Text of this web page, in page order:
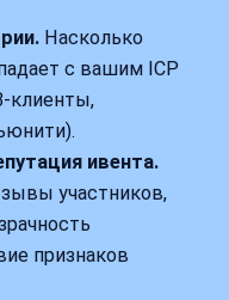
Насколько
с вашим ICP
ивента.
участников,
признаков